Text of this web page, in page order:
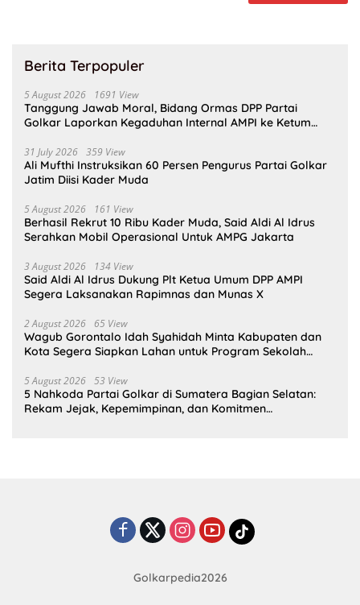
Berita Terpopuler
5 August 2026 1691 View
Tanggung Jawab Moral, Bidang Ormas DPP Partai
Golkar Laporkan Kegaduhan Internal AMPI ke Ketum
31 July 2026 359 View
Ali Mufthi Instruksikan 60 Persen Pengurus Partai Golkar
Jatim Diisi Kader Muda
5 August 2026 161 View
Berhasil Rekrut 10 Ribu Kader Muda, Said Aldi Al Idrus
Serahkan Mobil Operasional Untuk AMPG Jakarta
3 August 2026 134 View
Said Aldi Al Idrus Dukung Plt Ketua Umum DPP AMPI
Segera Laksanakan Rapimnas dan Munas X
2 August 2026 65 View
Wagub Gorontalo Idah Syahidah Minta Kabupaten dan
Kota Segera Siapkan Lahan untuk Program Sekolah
5 August 2026 53 View
5 Nahkoda Partai Golkar di Sumatera Bagian Selatan:
Rekam Jejak, Kepemimpinan, dan Komitmen
Golkarpedia2026